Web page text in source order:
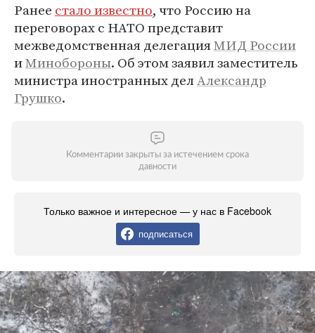
Ранее стало известно, что Россию на
переговорах с НАТО представит
межведомственная делегацияМИД России
иМинобороны. Об этом заявил заместитель
министра иностранных делАлександр
Грушко.
Комментарии закрыты за истечением срока
давности
Только важное и интересное — у нас в Facebook
подписаться